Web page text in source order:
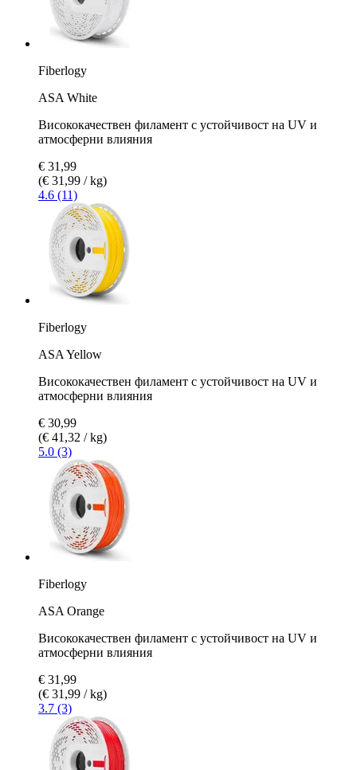
Fiberlogy
ASA White
Висококачествен филамент с устойчивост на UV и
атмосферни влияния
€ 31,99
(€ 31,99 / kg)
4.6 (11)
Fiberlogy
ASA Yellow
Висококачествен филамент с устойчивост на UV и
атмосферни влияния
€ 30,99
(€ 41,32 / kg)
5.0 (3)
Fiberlogy
ASA Orange
Висококачествен филамент с устойчивост на UV и
атмосферни влияния
€ 31,99
(€ 31,99 / kg)
3.7 (3)